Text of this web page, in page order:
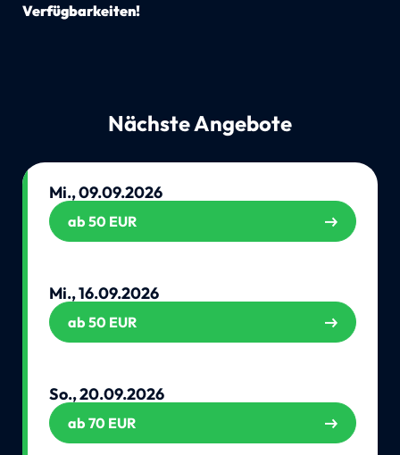
Verfügbarkeiten!
Nächste Angebote
Mi., 09.09.2026
ab 50 EUR
Mi., 16.09.2026
ab 50 EUR
So., 20.09.2026
ab 70 EUR